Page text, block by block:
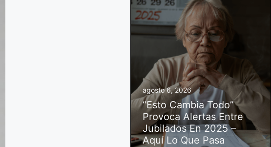
agosto 6, 2026
“Esto Cambia Todo”
Provoca Alertas Entre
Jubilados En 2025 –
Aquí Lo Que Pasa